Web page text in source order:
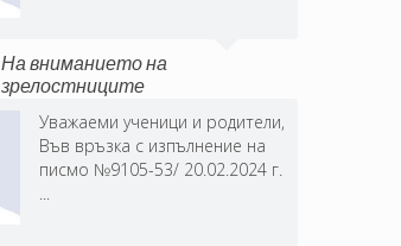
На вниманието на
зрелостниците
Уважаеми ученици и родители,
Във връзка с изпълнение на
писмо №9105-53/ 20.02.2024 г.
...